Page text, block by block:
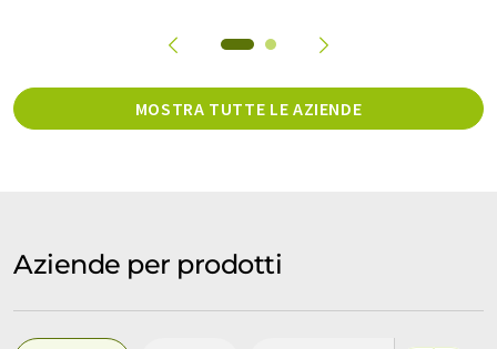
MOSTRA TUTTE LE AZIENDE
Aziende per prodotti